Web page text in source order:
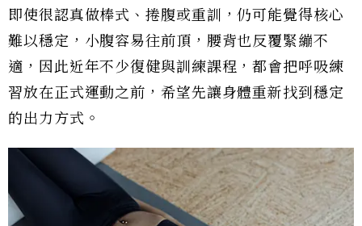
即使很認真做棒式、捲腹或重訓，仍可能覺得核心
難以穩定，小腹容易往前頂，腰背也反覆緊繃不
適，因此近年不少復健與訓練課程，都會把呼吸練
習放在正式運動之前，希望先讓身體重新找到穩定
的出力方式。